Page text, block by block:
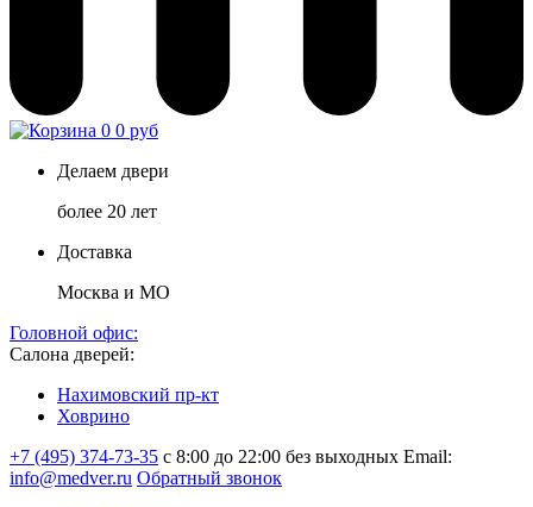
0 0 руб
Делаем двери
более 20 лет
Доставка
Москва и МО
Головной офис:
Салона дверей:
Нахимовский пр-кт
Ховрино
+7 (495) 374-73-35 с 8:00 до 22:00 без выходных Email:
info@medver.ru Обратный звонок